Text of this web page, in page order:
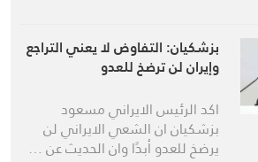
بزشكيان: التفاوض لا يعني التراجع
وإيران لن ترضخ للعدو
اكد الرئيس الايراني مسعود
بزشكيان ان الشعي الايراني لن
يرضخ للعدو أبدًا وان الحديث عن …